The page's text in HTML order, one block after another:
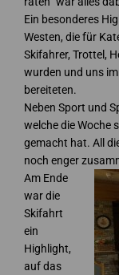
Ein besonderes
Westen, die für
Skifahrer, Trottel,
wurden und uns
bereiteten.
Neben Sport und
welche die Woche
gemacht hat. All
noch enger
Am Ende
war die
Skifahrt
ein
Highlight,
auf das